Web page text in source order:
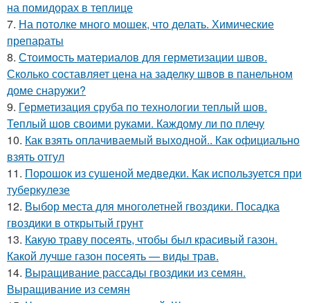
на помидорах в теплице
7. На потолке много мошек, что делать. Химические
препараты
8. Стоимость материалов для герметизации швов.
Сколько составляет цена на заделку швов в панельном
доме снаружи?
9. Герметизация сруба по технологии теплый шов.
Теплый шов своими руками. Каждому ли по плечу
10. Как взять оплачиваемый выходной.. Как официально
взять отгул
11. Порошок из сушеной медведки. Как используется при
туберкулезе
12. Выбор места для многолетней гвоздики. Посадка
гвоздики в открытый грунт
13. Какую траву посеять, чтобы был красивый газон.
Какой лучше газон посеять — виды трав.
14. Выращивание рассады гвоздики из семян.
Выращивание из семян